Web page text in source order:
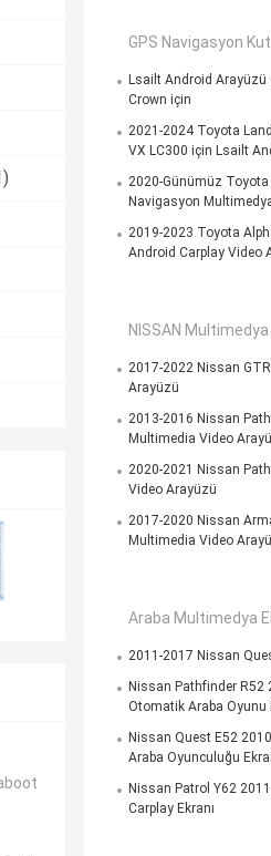
GPS Navigasyon
Lsailt Android Arayüzü
Crown için
2021-2024 Toyota
VX LC300 için Lsailt
2020-Günümüz
Navigasyon
2019-2023 Toyota
Android Carplay Video
NISSAN
2017-2022 Nissan
Arayüzü
2013-2016 Nissan
Multimedia Video
2020-2021 Nissan
Video Arayüzü
2017-2020 Nissan
Multimedia Video
Araba Multimedya
2011-2017 Nissan
Nissan Pathfinder R52
Otomatik Araba Oyunu
Nissan Quest E52
Araba Oyunculuğu
Nissan Patrol Y62
Carplay Ekranı